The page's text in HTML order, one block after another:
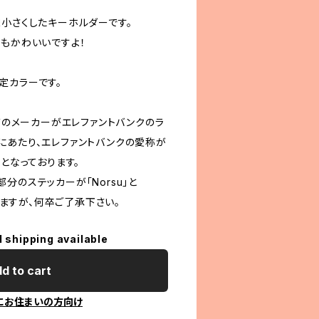
さくしたキーホルダーです。
かわいいですよ！
ラーです。
メーカーがエレファントバンクのラ
たり、エレファントバンクの愛称が
なっております。
のステッカーが「Norsu」と
すが、何卒ご了承下さい。
shipping available
to cart
お住まいの方向け